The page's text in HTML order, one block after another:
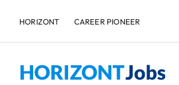
HORIZONT CAREER PIONEER